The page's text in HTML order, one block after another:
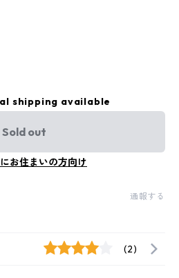
shipping available
Sold out
お住まいの方向け
通報する
(2)